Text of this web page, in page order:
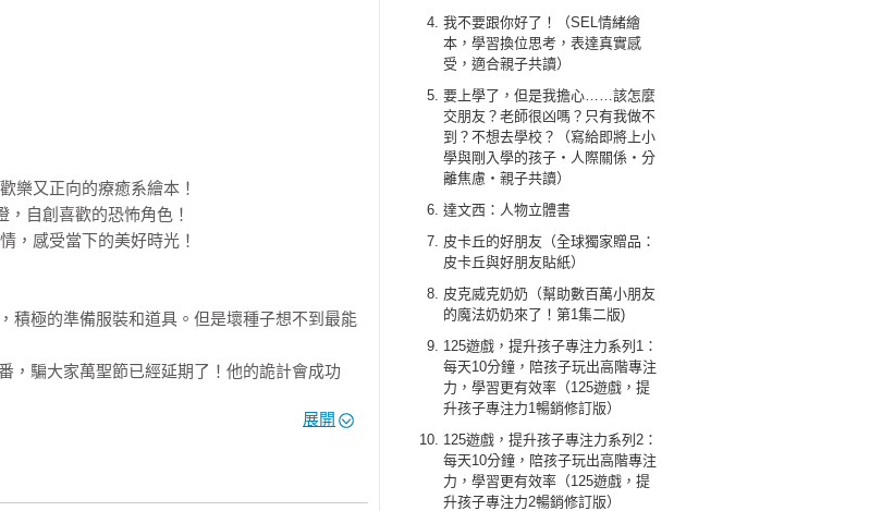
我不要跟你好了！（SEL情緒繪
本，學習換位思考，表達真實感
受，適合親子共讀）
要上學了，但是我擔心……該怎麼
交朋友？老師很凶嗎？只有我做不
到？不想去學校？（寫給即將上小
學與剛入學的孩子‧人際關係‧分
離焦慮‧親子共讀）
達文西：人物立體書
皮卡丘的好朋友（全球獨家贈品：
皮卡丘與好朋友貼紙）
皮克威克奶奶（幫助數百萬小朋友
的魔法奶奶來了！第1集二版)
125遊戲，提升孩子專注力系列1：
每天10分鐘，陪孩子玩出高階專注
力，學習更有效率（125遊戲，提
升孩子專注力1暢銷修訂版）
125遊戲，提升孩子專注力系列2：
每天10分鐘，陪孩子玩出高階專注
力，學習更有效率（125遊戲，提
升孩子專注力2暢銷修訂版）
積極的準備服裝和道具。但是壞種子想不到最能
，騙大家萬聖節已經延期了！他的詭計會成功
展開